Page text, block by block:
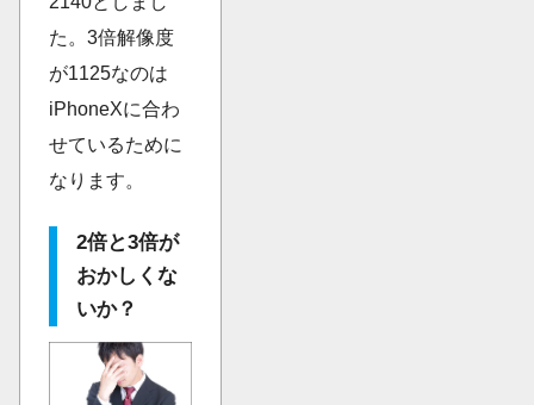
た。3倍解像度
が1125なのは
iPhoneXに合わ
せているために
なります。
2倍と3倍が
おかしくな
いか？